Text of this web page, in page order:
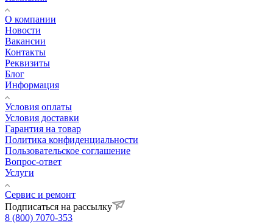
О компании
Новости
Вакансии
Контакты
Реквизиты
Блог
Информация
Условия оплаты
Условия доставки
Гарантия на товар
Политика конфиденциальности
Пользовательское соглашение
Вопрос-ответ
Услуги
Сервис и ремонт
Подписаться на рассылку
8 (800) 7070-353